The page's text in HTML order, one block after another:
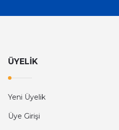
Onur Kerem Öztürk | 28/07/2025
mehmet yıldız | 19/06/2025
ÜYELİK
Yeni Üyelik
Üye Girişi